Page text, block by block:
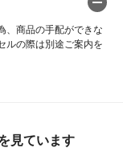
、商品の手配ができな
ルの際は別途ご案内を
見ています